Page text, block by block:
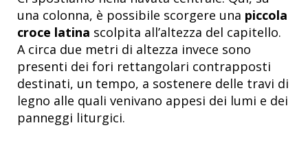
una colonna, è possibile scorgere una piccola
croce latina scolpita all’altezza del capitello.
A circa due metri di altezza invece sono
presenti dei fori rettangolari contrapposti
destinati, un tempo, a sostenere delle travi di
legno alle quali venivano appesi dei lumi e dei
panneggi liturgici.